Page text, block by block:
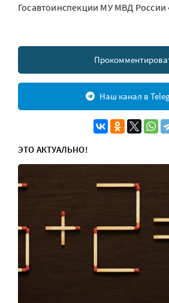
Госавтоинспекции МУ МВД России
Наш канал в
ЭТО АКТУАЛЬНО!